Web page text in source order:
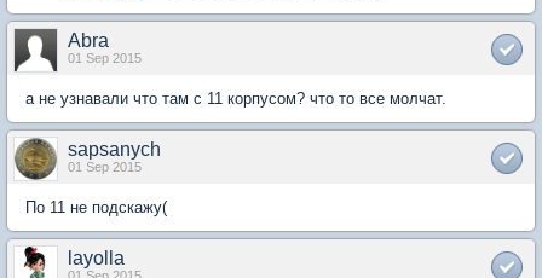
Abra
01 Sep 2015
а не узнавали что там с 11 корпусом? что то все молчат.
sapsanych
01 Sep 2015
По 11 не подскажу(
layolla
01 Sep 2015